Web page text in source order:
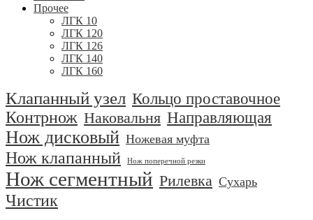
Прочее
ЛГК 10
ЛГК 120
ЛГК 126
ЛГК 140
ЛГК 160
Клапанный узел Кольцо проставочное
Контрнож Наковальня Направляющая
Нож дисковый Ножевая муфта
Нож клапанный Нож поперечной резки
Нож сегментный Рилевка Сухарь
Чистик